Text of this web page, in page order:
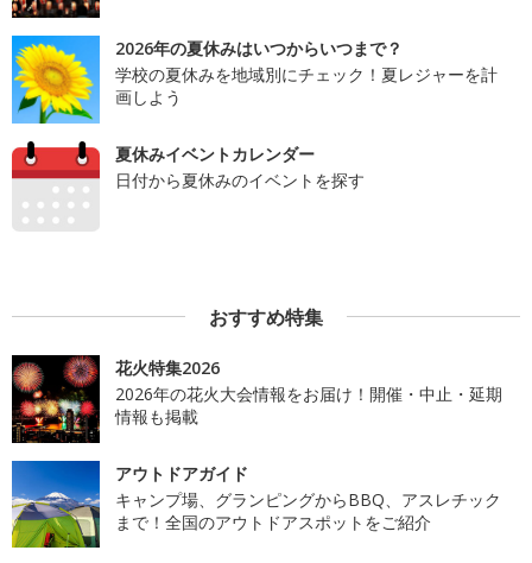
2026年の夏休みはいつからいつまで？
学校の夏休みを地域別にチェック！夏レジャーを計
画しよう
夏休みイベントカレンダー
日付から夏休みのイベントを探す
おすすめ特集
花火特集2026
2026年の花火大会情報をお届け！開催・中止・延期
情報も掲載
アウトドアガイド
キャンプ場、グランピングからBBQ、アスレチック
まで！全国のアウトドアスポットをご紹介